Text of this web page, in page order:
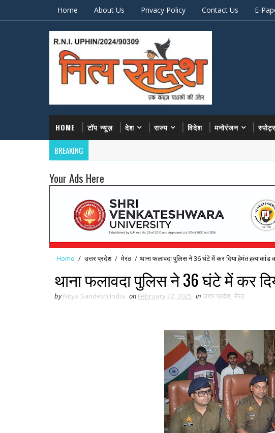
Home About Us Privacy Policy Contact Us E-
HOME टॉप न्यूज़ देश राज्य विदेश मनोरंजन
BREAKING
Your Ads Here
Home / उत्तर प्रदेश / मेरठ / थाना फलावदा पुलिस ने 36 घंटे में कर दिया हेमंत हत्याकांड
थाना फलावदा पुलिस ने 36 घंटे में कर
by Nitya Sandesh India on February 22, 2025 in उत्तर प्रदेश, मेरठ